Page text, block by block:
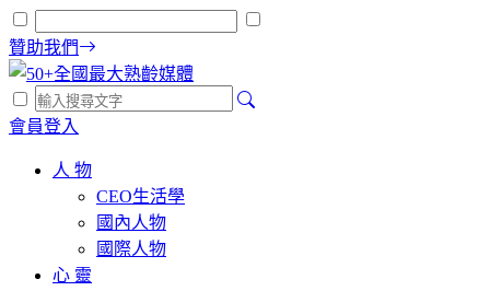
贊助我們
會員登入
人 物
CEO生活學
國內人物
國際人物
心 靈